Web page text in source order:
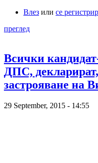
Влез или се
преглед
Всички
ДПС,
застрояване на
29 September, 2015 - 14:55